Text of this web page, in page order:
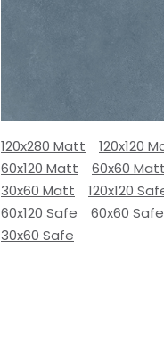
120x280 Matt
120x120
60x120 Matt
60x60 Matt
30x60 Matt
120x120
60x120 Safe
60x60 Safe
30x60 Safe